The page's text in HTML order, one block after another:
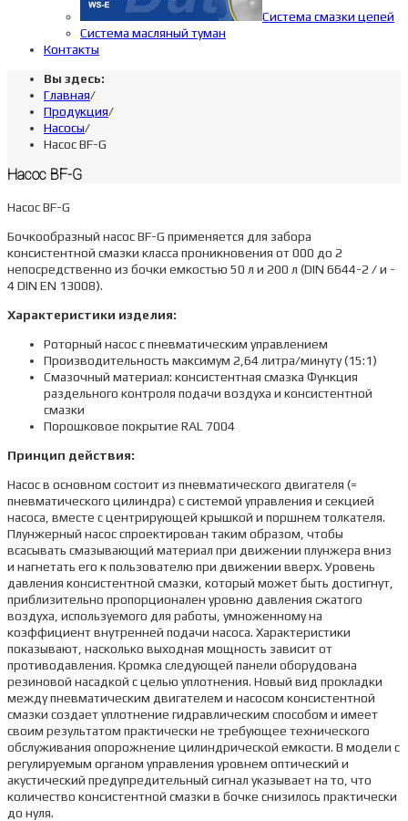
Система смазки цепей
Система масляный туман
Контакты
Вы здесь:
Главная/
Продукция/
Насосы/
Насос BF-G
Насос BF-G
Насос BF-G
Бочкообразный насос BF-G применяется для забора
консистентной смазки класса проникновения от 000 до 2
непосредственно из бочки емкостью 50 л и 200 л (DIN 6644-2 / и -
4 DIN EN 13008).
Характеристики изделия:
Роторный насос с пневматическим управлением
Производительность максимум 2,64 литра/минуту (15:1)
Смазочный материал: консистентная смазка Функция
раздельного контроля подачи воздуха и консистентной
смазки
Порошковое покрытие RAL 7004
Принцип действия:
Насос в основном состоит из пневматического двигателя (=
пневматического цилиндра) с системой управления и секцией
насоса, вместе с центрирующей крышкой и поршнем толкателя.
Плунжерный насос спроектирован таким образом, чтобы
всасывать смазывающий материал при движении плунжера вниз
и нагнетать его к пользователю при движении вверх. Уровень
давления консистентной смазки, который может быть достигнут,
приблизительно пропорционален уровню давления сжатого
воздуха, используемого для работы, умноженному на
коэффициент внутренней подачи насоса. Характеристики
показывают, насколько выходная мощность зависит от
противодавления. Кромка следующей панели оборудована
резиновой насадкой с целью уплотнения. Новый вид прокладки
между пневматическим двигателем и насосом консистентной
смазки создает уплотнение гидравлическим способом и имеет
своим результатом практически не требующее технического
обслуживания опорожнение цилиндрической емкости. В модели с
регулируемым органом управления уровнем оптический и
акустический предупредительный сигнал указывает на то, что
количество консистентной смазки в бочке снизилось практически
до нуля.